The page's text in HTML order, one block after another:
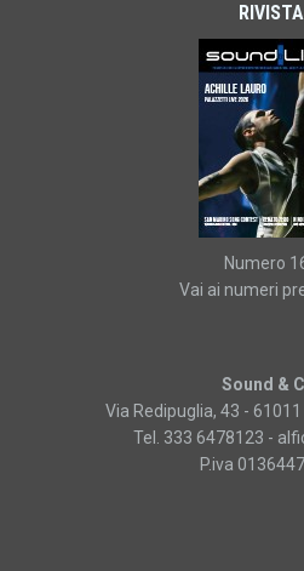
RIVISTA
Numero
Vai ai numeri
Sound &
Via Redipuglia, 43 -
Tel. 333 6478123 -
P.iva